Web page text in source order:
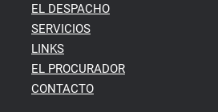
EL DESPACHO
SERVICIOS
LINKS
EL PROCURADOR
CONTACTO